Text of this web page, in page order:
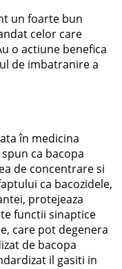
un foarte bun
celor care
o actiune benefica
de imbatranire a
în medicina
ca bacopa
de concentrare si
ca bacozidele,
protejeaza
functii sinaptice
care pot degenera
de bacopa
il gasiti in